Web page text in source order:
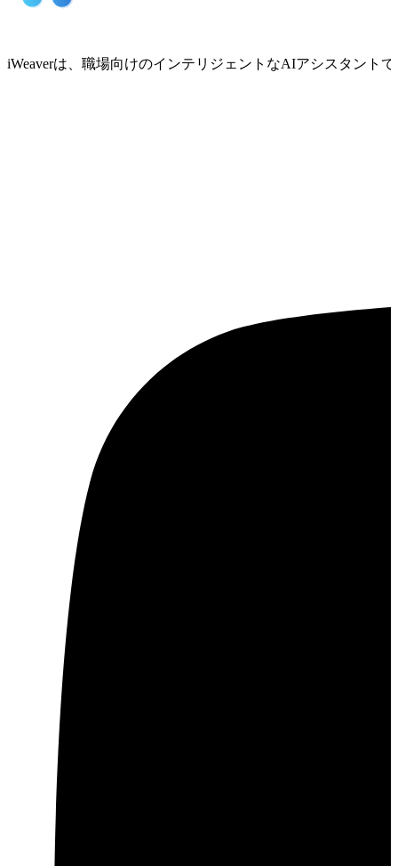
iWeaverは、職場向けのインテリジェントなAIアシスタント